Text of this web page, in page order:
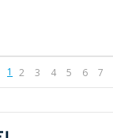
1 2 3 4 5 6 7